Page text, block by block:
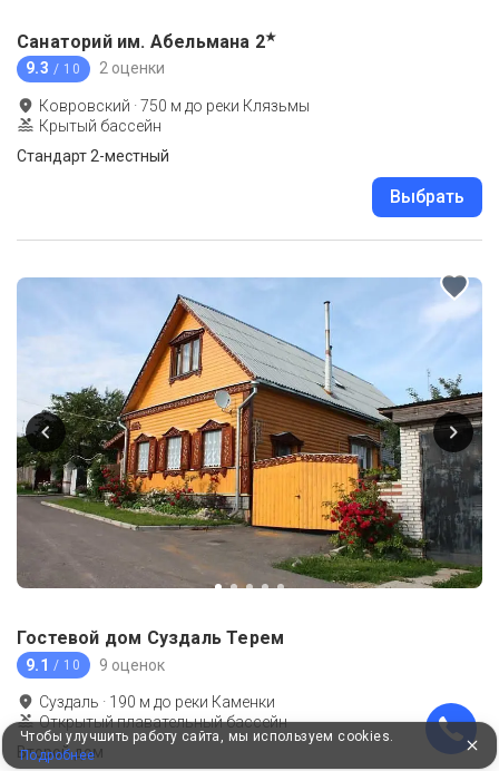
Санаторий им. Абельмана 2★
9.3 / 10 2 оценки
Ковровский ·750 м до реки Клязьмы
Крытый бассейн
Стандарт 2-местный
Выбрать
Гостевой дом Суздаль Терем
9.1 / 10 9 оценок
Суздаль · 190 м до реки Каменки
Открытый плавательный бассейн
Второй дом
Чтобы улучшить работу сайта, мы используем cookies.
Подробнее